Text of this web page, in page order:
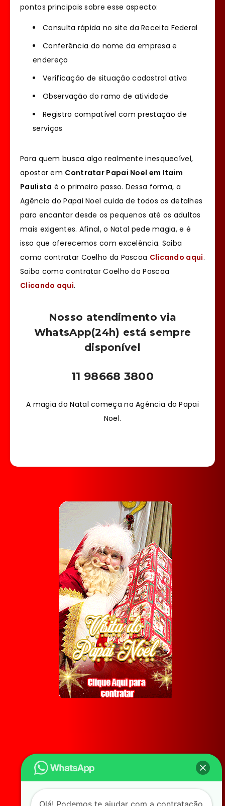
pontos principais sobre esse aspecto:
Consulta rápida no site da Receita Federal
Conferência do nome da empresa e
endereço
Verificação de situação cadastral ativa
Observação do ramo de atividade
Registro compatível com prestação de
serviços
Para quem busca algo realmente inesquecível,
apostar em Contratar Papai Noel em Itaim
Paulista é o primeiro passo. Dessa forma, a
Agência do Papai Noel cuida de todos os detalhes
para encantar desde os pequenos até os adultos
mais exigentes. Afinal, o Natal pede magia, e é
isso que oferecemos com excelência. Saiba
como contratar Coelho da Pascoa Clicando aqui.
Saiba como contratar Coelho da Pascoa
Clicando aqui.
Nosso atendimento via
WhatsApp(24h) está sempre
disponível
11 98668 3800
A magia do Natal começa na Agência do Papai
Noel.
Olá! Podemos te ajudar com a contratação